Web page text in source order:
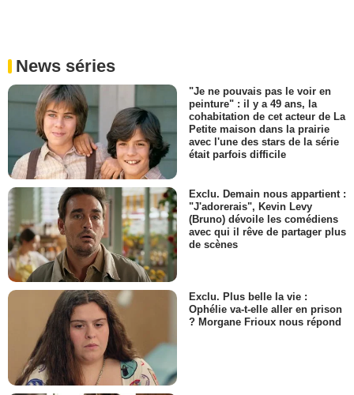
News séries
"Je ne pouvais pas le voir en
peinture" : il y a 49 ans, la
cohabitation de cet acteur de La
Petite maison dans la prairie
avec l'une des stars de la série
était parfois difficile
Exclu. Demain nous appartient :
"J'adorerais", Kevin Levy
(Bruno) dévoile les comédiens
avec qui il rêve de partager plus
de scènes
Exclu. Plus belle la vie :
Ophélie va-t-elle aller en prison
? Morgane Frioux nous répond